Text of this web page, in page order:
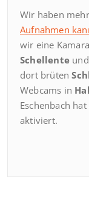
Wir haben
Aufnahmen
wir eine
Schellente
dort brüten
Webcams in
Eschenbach
aktiviert.